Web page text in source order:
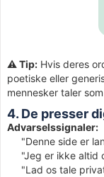
⚠️ Tip: Hvis deres
poetiske eller
mennesker taler
4. De presser
Advarselssignaler:
"Denne side er
"Jeg er ikke altid
"Lad os tale